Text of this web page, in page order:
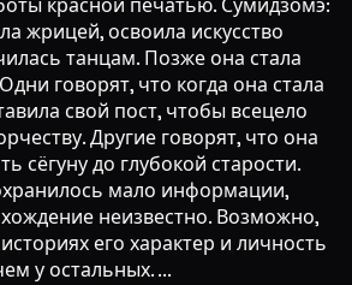
красной печатью. Сумидзомэ:
жрицей, освоила искусство
танцам. Позже она стала
говорят, что когда она стала
свой пост, чтобы всецело
Другие говорят, что она
сёгуну до глубокой старости.
мало информации,
неизвестно. Возможно,
его характер и личность
у остальных. ...